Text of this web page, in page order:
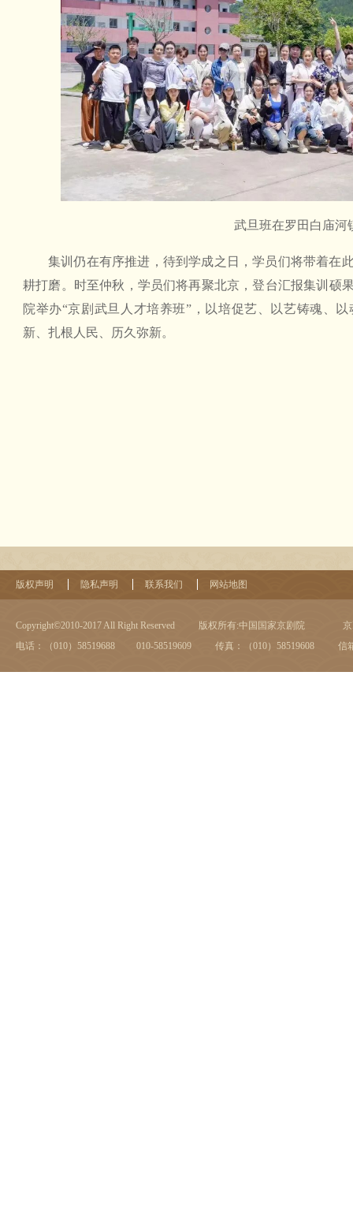
武旦班在罗田白庙河
集训仍在有序推进，待到学成之日，学员们将带着在
耕打磨。时至仲秋，学员们将再聚北京，登台汇报集训硕
院举办“京剧武旦人才培养班”，以培促艺、以艺铸魂、
新、扎根人民、历久弥新。
版权声明 隐私声明 联系我们 网站地图
Copyright©2010-2017 All Right Reserved 版权所有:中国国家京剧院
电话：（010）58519688 010-58519609
传真：（010）58519608 信